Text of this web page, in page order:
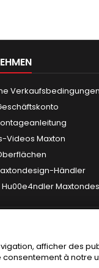
Verkaufsbedingungen
Videos Maxton
Händler
afficher des
consentement à notre